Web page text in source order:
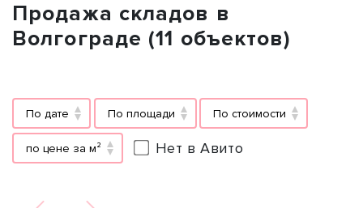
Продажа складов в
Волгограде (11 объектов)
По дате По площади По стоимости
по цене за м² Нет в Авито